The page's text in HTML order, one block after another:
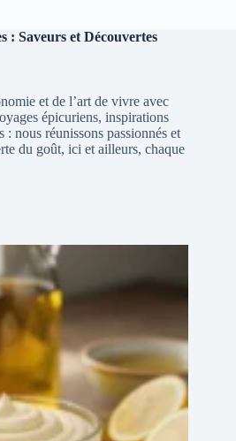
: Saveurs et Découvertes
et de l’art de vivre avec
épicuriens, inspirations
nous réunissons passionnés et
du goût, ici et ailleurs, chaque